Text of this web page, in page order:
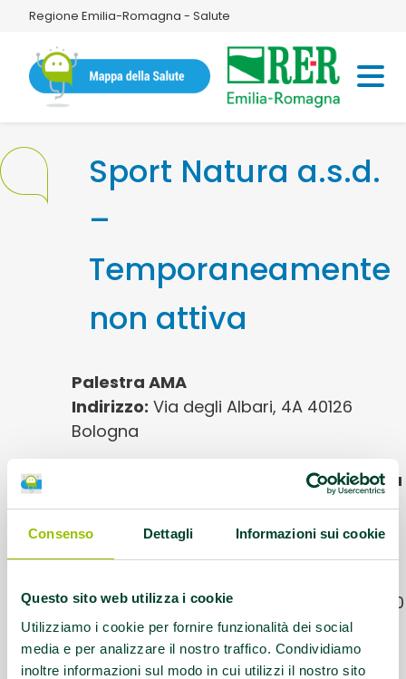
Consenso Dettagli Informazioni sui cookie
Questo sito web utilizza i cookie
Utilizziamo i cookie per fornire funzionalità dei social
media e per analizzare il nostro traffico. Condividiamo
inoltre informazioni sul modo in cui utilizzi il nostro sito
Regione Emilia-Romagna - Salute
Sport Natura a.s.d.
–
Temporaneamente
non attiva
Palestra AMA
Indirizzo: Via degli Albari, 4A 40126
Bologna
Luogo presso cui si svolgono le attività
AMA:Palestra Privata
Protocolli AMA:AFA Parkinson
Orari corsi:Martedì e Venerdì 16:30-17:30
Referente:info@centronatura.it